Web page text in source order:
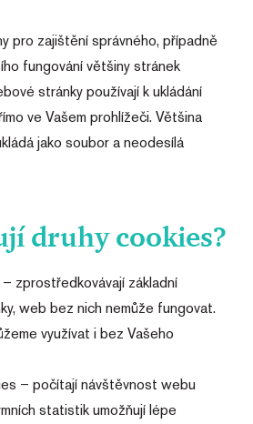
pro zajištění správného, případně
fungování většiny stránek
stránky používají k ukládání
ve Vašem prohlížeči. Většina
jako soubor a neodesílá
druhy cookies?
zprostředkovávají základní
web bez nich nemůže fungovat.
využívat i bez Vašeho
– počítají návštěvnost webu
statistik umožňují lépe